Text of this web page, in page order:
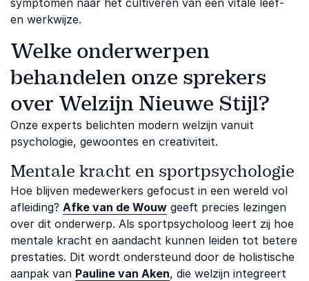
symptomen naar het cultiveren van een vitale leef-
en werkwijze.
Welke onderwerpen
behandelen onze sprekers
over Welzijn Nieuwe Stijl?
Onze experts belichten modern welzijn vanuit
psychologie, gewoontes en creativiteit.
Mentale kracht en sportpsychologie
Hoe blijven medewerkers gefocust in een wereld vol
afleiding? Afke van de Wouw geeft precies lezingen
over dit onderwerp. Als sportpsycholoog leert zij hoe
mentale kracht en aandacht kunnen leiden tot betere
prestaties. Dit wordt ondersteund door de holistische
aanpak van Pauline van Aken, die welzijn integreert